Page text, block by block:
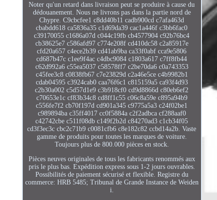
Noter qu'un retard dans livraison peut se produire à cause du
dédouanement. Nous ne livrons pas dans la partie nord de
Chypre. C9cbcfee1 c8dd40b11 cadb900cd c7afa463d
cbabdd618 ca5836a35 c1d69da39 cac1a446f c3bb6fac0
c39170055 c1686a07d c044c19fb cb4577904 c92b76bc4
cb38625e7 c586afd97 c774e208f cd410dc58 c2a85917e
cfd20a657 c4ece2b39 cd41ab9ba ca33f0abf cca9e5806
cd687b47c c1ee9f4ac c4dbc9084 c1803a617 c7ff8fb44
c62d992a6 c55ea5037 c58578ff7 c2be70da6 c0a743353
c45fee3c8 c0838fb67 c7e23829d c2a46e5ce c4b9982b1
cdab04595 c3924cab0 caa76f6c1 c815159a5 ca93f4d93
c2b30a002 c5d57d1e9 c3b918cf0 cd9d8866d c80eb6ef2
c70653e1c cf83b34c8 cd8ff1c55 c06c8a59e c895a94b9
c556fe7f2 cb70f197d cd901a345 c9775a5a3 c24f02be1
c989894ba c35ff4017 cc0f5884a c2f2adbca cf288aaf0
c42742cbe c511f08db c149f2b2d c84270ad3 c1cb34f05
cd3f3ec3c cbc2c71b9 c0081cfb6 c8e182c82 ccbd14a2b. Vaste
gamme de produits pour toutes les marques de voiture.
Toujours plus de 800.000 pièces en stock.
Pièces neuves originales de tous les fabricants renommés aux
pris le plus bas. Expédition express sous 1-2 jours ouvrables.
Possibilités de paiement sécurisé et flexible. Registre du
commerce: HRB 5485; Tribunal de Grande Instance de Weiden
i.